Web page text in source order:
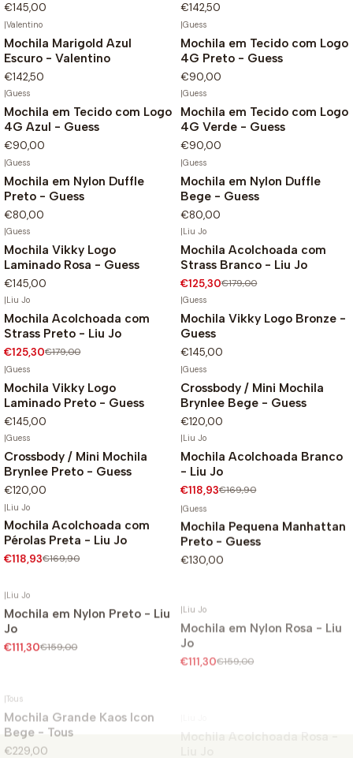
€145,00 €142,50
|Valentino
Mochila Marigold Azul
Escuro - Valentino
€142,50
|Guess
Mochila em Tecido com Logo
4G Preto - Guess
€90,00
|Guess
Mochila em Tecido com Logo
4G Azul - Guess
€90,00
|Guess
Mochila em Tecido com Logo
4G Verde - Guess
€90,00
|Guess
Mochila em Nylon Duffle
Preto - Guess
€80,00
|Guess
Mochila em Nylon Duffle
Bege - Guess
€80,00
|Guess
Mochila Vikky Logo
Laminado Rosa - Guess
€145,00
-30%
|Liu Jo
Mochila Acolchoada com
Strass Branco - Liu Jo
€125,30€179,00
-30%
Liu Jo
Mochila Acolchoada com
Strass Preto - Liu Jo
€125,30€179,00
|Guess
Mochila Vikky Logo Bronze -
Guess
€145,00
|Guess
Mochila Vikky Logo
Laminado Preto - Guess
€145,00
|Guess
Crossbody / Mini Mochila
Brynlee Bege - Guess
€120,00
|Guess
Crossbody / Mini Mochila
Brynlee Preto - Guess
€120,00
-30%
Liu Jo
Mochila Acolchoada Branco
- Liu Jo
€118,93€169,90
-30%
|Liu Jo
Mochila Acolchoada com
Pérolas Preta - Liu Jo
€118,93€169,90
|Guess
Mochila Pequena Manhattan
Preto - Guess
€130,00
-30%
Não Disponível
Mochila em Nylon Preto - Liu
Jo
€111,30
Jo
€111,30€159,00
|Tous
€229,00
-40%
Mochila Acolchoada Rosa -